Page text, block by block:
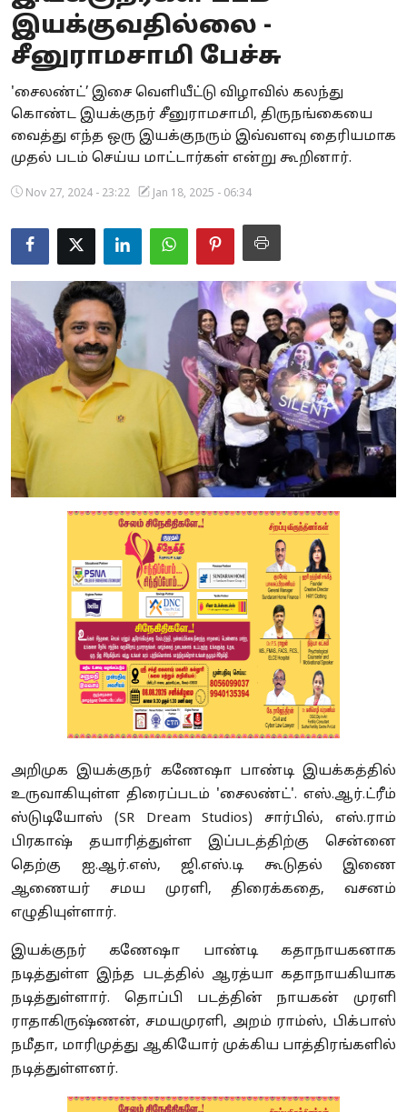
Business
Crime
Tamilnadu
National
World
Astrology
Spirituality
Weather
Politics
இயக்குவதில்லை -
சீனுராமசாமி பேச்சு
'சைலண்ட்’ இசை வெளியீட்டு விழாவில் கலந்து
கொண்ட இயக்குநர் சீனுராமசாமி, திருநங்கையை
வைத்து எந்த ஒரு இயக்குநரும் இவ்வளவு தைரியமாக
முதல் படம் செய்ய மாட்டார்கள் என்று கூறினார்.
Nov 27, 2024 - 23:22 Jan 18, 2025 - 06:34
அறிமுக இயக்குநர் கணேஷா பாண்டி இயக்கத்தில்
உருவாகியுள்ள திரைப்படம் 'சைலண்ட்'. எஸ்.ஆர்.ட்ரீம்
ஸ்டுடியோஸ் (SR Dream Studios) சார்பில், எஸ்.ராம்
பிரகாஷ் தயாரித்துள்ள இப்படத்திற்கு சென்னை
தெற்கு ஐ.ஆர்.எஸ், ஜி.எஸ்.டி கூடுதல் இணை
ஆணையர் சமய முரளி, திரைக்கதை, வசனம்
எழுதியுள்ளார்.
இயக்குநர் கணேஷா பாண்டி கதாநாயகனாக
நடித்துள்ள இந்த படத்தில் ஆரத்யா கதாநாயகியாக
நடித்துள்ளார். தொப்பி படத்தின் நாயகன் முரளி
ராதாகிருஷ்ணன், சமயமுரளி, அறம் ராம்ஸ், பிக்பாஸ்
நமீதா, மாரிமுத்து ஆகியோர் முக்கிய பாத்திரங்களில்
நடித்துள்ளனர்.